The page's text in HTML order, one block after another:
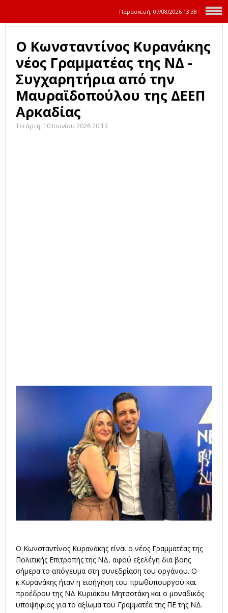
Παρασκευή, 07/08/2026 13:38
Ο Κωνσταντίνος Κυρανάκης
νέος Γραμματέας της ΝΔ -
Συγχαρητήρια από την
Μαυραϊδοπούλου της ΔΕΕΠ
Αρκαδίας
Τετάρτη, 10 Ιουνίου 2026 20:13
Ο Κωνσταντίνος Κυρανάκης είναι ο νέος Γραμματέας της
Πολιτικής Επιτροπής της ΝΔ, αφού εξελέγη δια βοής
σήμερα το απόγευμα στη συνεδρίαση του οργάνου. Ο
κ.Κυρανάκης ήταν η εισήγηση του πρωθυπουργού και
προέδρου της ΝΔ Κυριάκου Μητσοτάκη και ο μοναδικός
υποψήφιος για το αξίωμα του Γραμματέα της ΠΕ της ΝΔ.